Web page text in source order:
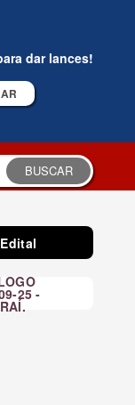
dar lances!
BUSCAR
Edital
25 -